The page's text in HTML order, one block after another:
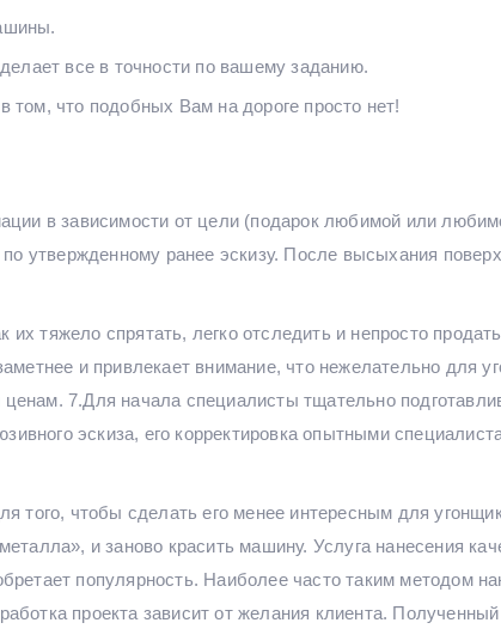
все в точности по вашему заданию.
что подобных Вам на дороге просто нет!
в зависимости от цели (подарок любимой или
утвержденному ранее эскизу. После высыхания
их тяжело спрятать, легко отследить и непросто
и привлекает внимание, что нежелательно для
7.Для начала специалисты тщательно
эскиза, его корректировка опытными
того, чтобы сделать его менее интересным для
и заново красить машину. Услуга нанесения
популярность. Наиболее часто таким методом
проекта зависит от желания клиента. Полученный